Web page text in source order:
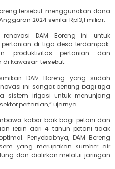
tersebut menggunakan dana
2024 senilai Rp13,1 miliar.
DAM Boreng ini untuk
di tiga desa terdampak.
produktivitas pertanian dan
kawasan tersebut.
DAM Boreng yang sudah
ini sangat penting bagi tiga
sistem irigasi untuk menunjang
pertanian,” ujarnya.
kabar baik bagi petani dan
lebih dari 4 tahun petani tidak
Penyebabnya, DAM Boreng
yang merupakan sumber air
dan dialirkan melalui jaringan